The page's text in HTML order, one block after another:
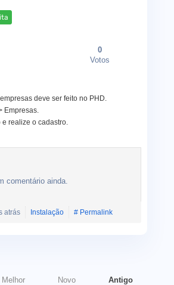
0
Votos
deve ser feito no PHD.
Empresas.
realize o cadastro.
comentário ainda.
atrás Instalação # Permalink
Melhor
Novo Antigo